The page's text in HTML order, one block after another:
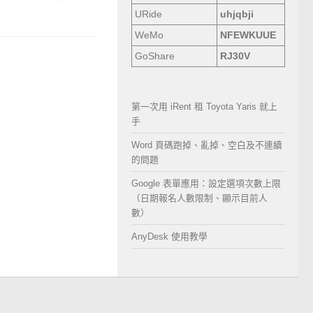
URide
uhjqbji
WeMo
NFEWKUUE
GoShare
RJ30V
第一次用 iRent 租 Toyota Yaris 就上
手
Word 頁碼跑掉、亂掉、空白及不連續
的問題
Google 表單應用：設定選項次數上限
（日期報名人數限制、顯示目前人
數）
AnyDesk 使用教學